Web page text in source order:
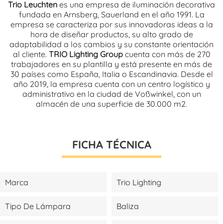
Trio Leuchten es una empresa de iluminación decorativa
fundada en Arnsberg, Sauerland en el año 1991. La
empresa se caracteriza por sus innovadoras ideas a la
hora de diseñar productos, su alto grado de
adaptabilidad a los cambios y su constante orientación
al cliente. TRIO Lighting Groupcuenta con más de 270
trabajadores en su plantilla y está presente en más de
30 países como España, Italia o Escandinavia. Desde el
año 2019, la empresa cuenta con un centro logístico y
administrativo en la ciudad de Voßwinkel, con un
almacén de una superficie de 30.000 m2.
FICHA TÉCNICA
Marca Trio Lighting
Tipo De Lámpara Baliza